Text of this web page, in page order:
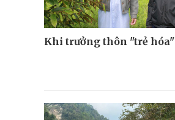
Khi trưởng thôn "trẻ hóa"